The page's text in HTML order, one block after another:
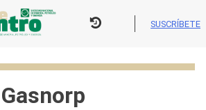
SUSCRÍBETE
Gasnorp